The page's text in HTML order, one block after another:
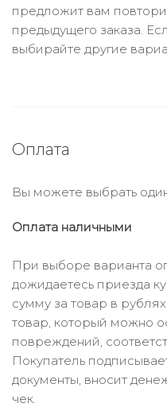
предложит вам
предыдущего заказа.
выбирайте другие
Оплата
Вы можете выбрать
Оплата наличными
При выборе варианта
дожидаетесь приезда
сумму за товар в
товар, который можно
повреждений,
Покупатель
документы, вносит
чек.